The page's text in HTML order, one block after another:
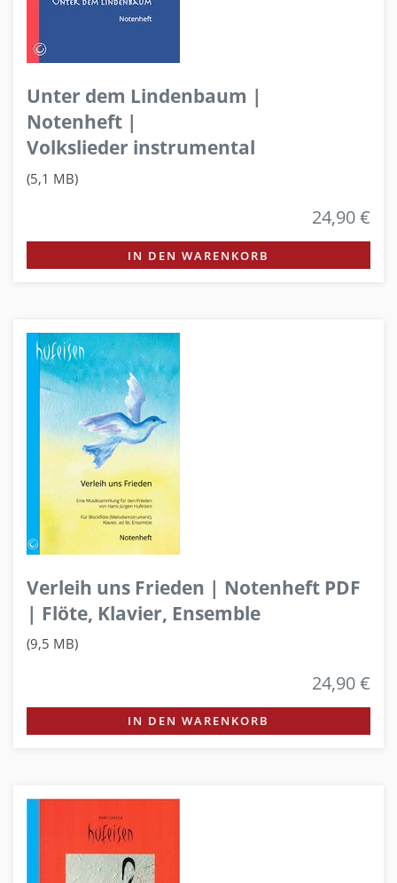
Unter dem Lindenbaum |
Notenheft |
Volkslieder instrumental
(5,1 MB)
24,90 €
IN DEN WARENKORB
Verleih uns Frieden | Notenheft PDF
| Flöte, Klavier, Ensemble
(9,5 MB)
24,90 €
IN DEN WARENKORB